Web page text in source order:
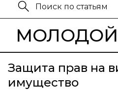
Защита прав на
имущество